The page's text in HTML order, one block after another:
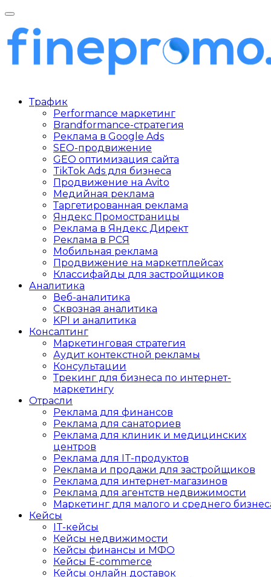
Трафик
Performance маркетинг
Brandformance-стратегия
Реклама в Google Ads
SEO-продвижение
GEO оптимизация сайта
TikTok Ads для бизнеса
Продвижение на Avito
Медийная реклама
Таргетированная реклама
Яндекс Промостраницы
Реклама в Яндекс Директ
Реклама в РСЯ
Мобильная реклама
Продвижение на маркетплейсах
Классифайды для застройщиков
Аналитика
Веб-аналитика
Сквозная аналитика
KPI и аналитика
Консалтинг
Маркетинговая стратегия
Аудит контекстной рекламы
Консультации
Трекинг для бизнеса по интернет-
маркетингу
Отрасли
Реклама для финансов
Реклама для санаториев
Реклама для клиник и медицинских
центров
Реклама для IT-продуктов
Реклама и продажи для застройщиков
Реклама для интернет-магазинов
Реклама для агентств недвижимости
Маркетинг для малого и среднего
Кейсы
IT-кейсы
Кейсы недвижимости
Кейсы финансы и МФО
Кейсы E-commerce
Кейсы онлайн доставок